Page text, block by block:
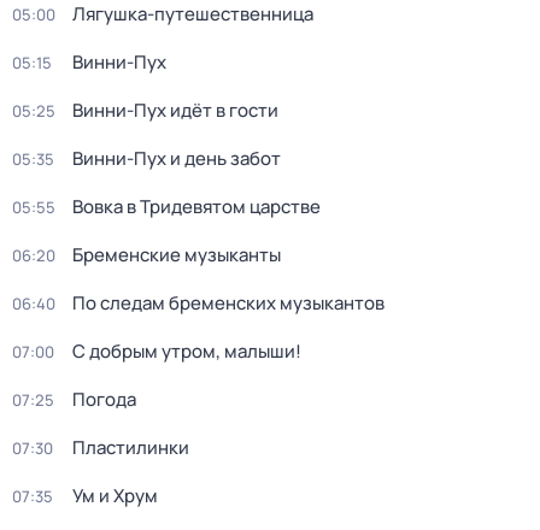
05:00 Лягушка-путешественница
05:15 Винни-Пух
05:25 Винни-Пух идёт в гости
05:35 Винни-Пух и день забот
05:55 Вовка в Тридевятом царстве
06:20 Бременские музыканты
06:40 По следам бременских музыкантов
07:00 С добрым утром, малыши!
07:25 Погода
07:30 Пластилинки
07:35 Ум и Хрум